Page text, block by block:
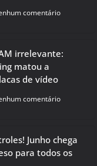
comentário
irrelevante:
matou a
de vídeo
comentário
Junho chega
para todos os